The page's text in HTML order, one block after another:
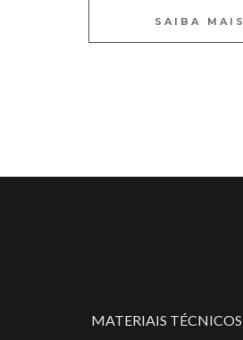
SAIBA MAIS
MATERIAIS TÉCNICOS